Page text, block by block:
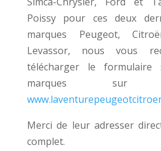
Poissy pour ces deux
marques Peugeot,
Levassor, nous vous
télécharger le formulaire
marques
Merci de leur adresser
complet.